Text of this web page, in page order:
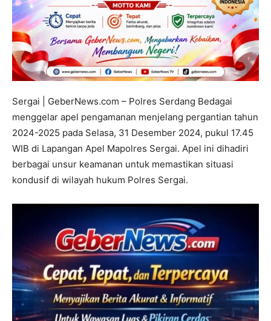
Sergai | GeberNews.com – Polres Serdang Bedagai
menggelar apel pengamanan menjelang pergantian tahun
2024-2025 pada Selasa, 31 Desember 2024, pukul 17.45
WIB di Lapangan Apel Mapolres Sergai. Apel ini dihadiri
berbagai unsur keamanan untuk memastikan situasi
kondusif di wilayah hukum Polres Sergai.